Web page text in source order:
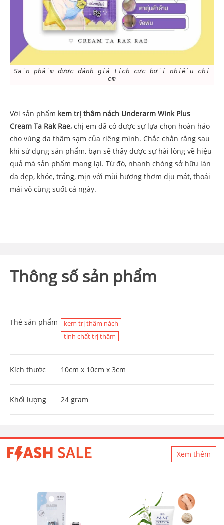
Sản phẩm được đánh giá tích cực bởi nhiều chị
em
Với sản phẩm kem trị thâm nách Underarm Wink Plus
Cream Ta Rak Rae, chị em đã có được sự lựa chọn hoàn hảo
cho vùng da thâm sạm của riêng mình. Chắc chắn rằng sau
khi sử dụng sản phẩm, bạn sẽ thấy được sự hài lòng về hiệu
quả mà sản phẩm mang lại. Từ đó, nhanh chóng sở hữu làn
da đẹp, khỏe, trắng, mịn với mùi hương thơm dịu mát, thoải
mái vô cùng suốt cả ngày.
Thông số sản phẩm
Thẻ sản phẩm
kem trị thâm nách
tinh chất trị thâm
Kích thước 10cm x 10cm x 3cm
Khối lượng 24 gram
Xem thêm